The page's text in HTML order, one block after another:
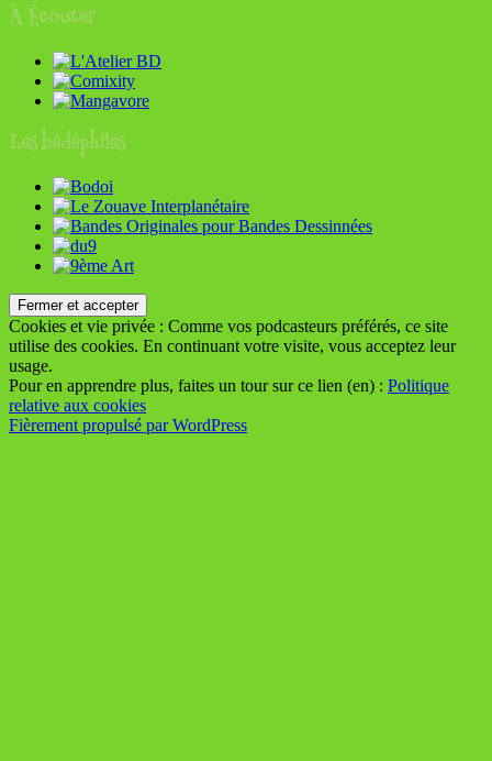
À Écouter
Les bédéphiles
Cookies et vie privée : Comme vos podcasteurs préférés, ce site
utilise des cookies. En continuant votre visite, vous acceptez leur
usage.
Pour en apprendre plus, faites un tour sur ce lien (en) : Politique
relative aux cookies
Fièrement propulsé par WordPress